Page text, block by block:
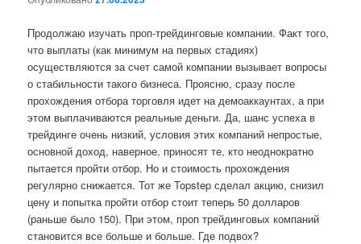
Продолжаю изучать проп-трейдинговые компании. Факт того,
что выплаты (как минимум на первых стадиях)
осуществляются за счет самой компании вызывает вопросы
о стабильности такого бизнеса. Проясню, сразу после
прохождения отбора торговля идет на демоаккаунтах, а при
этом выплачиваются реальные деньги. Да, шанс успеха в
трейдинге очень низкий, условия этих компаний непростые,
основной доход, наверное, приносят те, кто неоднократно
пытается пройти отбор. Но и стоимость прохождения
регулярно снижается. Тот же Topstep сделал акцию, снизил
цену и попытка пройти отбор стоит теперь 50 долларов
(раньше было 150). При этом, проп трейдинговых компаний
становится все больше и больше. Где подвох?